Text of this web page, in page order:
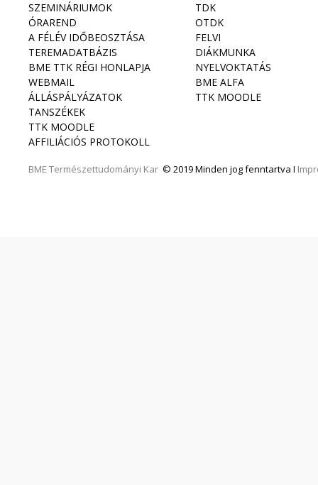
SZEMINÁRIUMOK
ÓRAREND
A FÉLÉV IDŐBEOSZTÁSA
TEREMADATBÁZIS
BME TTK RÉGI HONLAPJA
WEBMAIL
ÁLLÁSPÁLYÁZATOK
TANSZÉKEK
TTK MOODLE
AFFILIÁCIÓS PROTOKOLL
BME Természettudományi Kar © 2019 Minden jog fenntartva I
TDK
OTDK
FELVI
DIÁKMUNKA
NYELVOKTATÁS
BME ALFA
TTK MOODLE